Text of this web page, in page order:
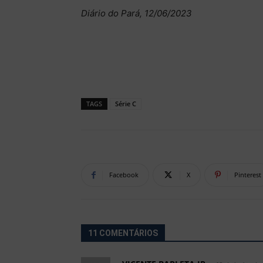
Diário do Pará, 12/06/2023
TAGS Série C
Facebook X Pinterest
11 COMENTÁRIOS